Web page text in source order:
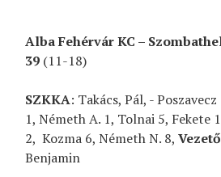
Alba Fehérvár KC –
39 (11-18)
SZKKA: Takács, Pál, -
1, Németh A. 1, Tolnai 5, Fekete
2, Kozma 6, Németh N. 8,
Benjamin